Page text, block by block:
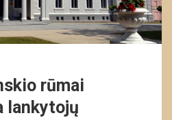
rūmai
lankytojų